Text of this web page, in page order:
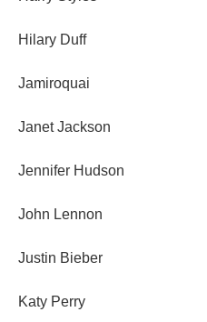
Hilary Duff
Jamiroquai
Janet Jackson
Jennifer Hudson
John Lennon
Justin Bieber
Katy Perry